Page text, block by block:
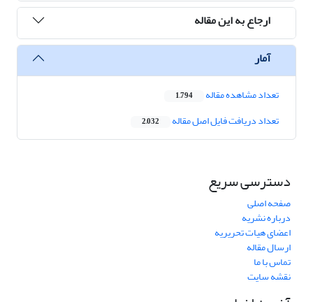
ارجاع به این مقاله
آمار
تعداد مشاهده مقاله 1,794
تعداد دریافت فایل اصل مقاله 2,032
دسترسی سریع
صفحه اصلی
درباره نشریه
اعضای هیات تحریریه
ارسال مقاله
تماس با ما
نقشه سایت